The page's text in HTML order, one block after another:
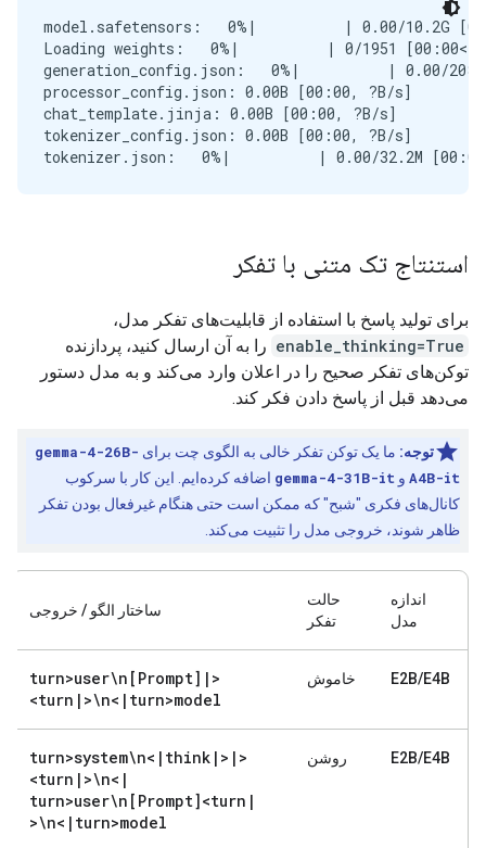
model.safetensors:   0%|          | 0.00/10.2G
Loading weights:   0%|          | 0/1951
generation_config.json:   0%|          | 0.00/208
processor_config.json: 0.00B [00:00, ?B/s]
chat_template.jinja: 0.00B [00:00, ?B/s]
tokenizer_config.json: 0.00B [00:00, ?B/s]
استنتاج تک متنی با تفکر
برای تولید پاسخ با استفاده از قابلیت‌های تفکر مدل،
enable_thinking=True را به آن ارسال کنید، پردازنده
توکن‌های تفکر صحیح را در اعلان وارد می‌کند و به مدل دستور
می‌دهد قبل از پاسخ دادن فکر کند.
توجه: ما یک توکن تفکر خالی به الگوی چت برای gemma-4-26B-
A4B-it و gemma-4-31B-it اضافه کرده‌ایم. این کار با سرکوب
کانال‌های فکری "شبح" که ممکن است حتی هنگام غیرفعال بودن تفکر
ظاهر شوند، خروجی مدل را تثبیت می‌کند.
اندازه
مدل
حالت
تفکر
ساختار الگو / خروجی
E2B/E4B خاموش <
|
turn>user\n[Prompt]
<turn | >\n< | turn>model
E2B/E4B روشن <
|
turn>system\n< | think | >
<turn | >\n< |
turn>user\n[Prompt]<turn |
>\n< | turn>model